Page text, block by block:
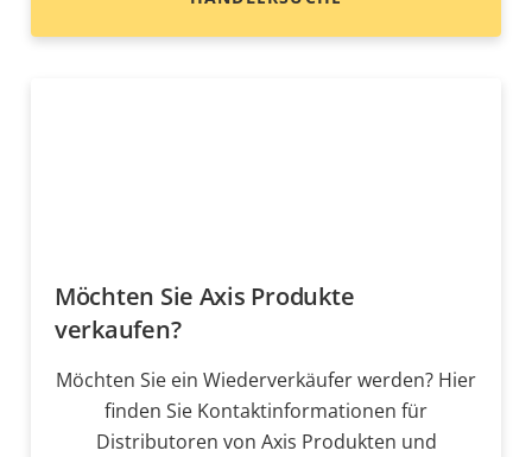
Möchten Sie Axis Produkte
verkaufen?
Möchten Sie ein Wiederverkäufer werden? Hier
finden Sie Kontaktinformationen für
Distributoren von Axis Produkten und